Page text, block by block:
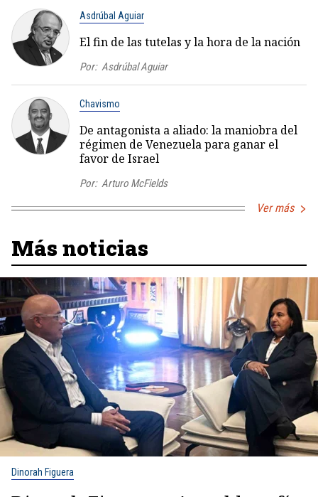
Asdrúbal Aguiar
El fin de las tutelas y la hora de la nación
Por: Asdrúbal Aguiar
Chavismo
De antagonista a aliado: la maniobra del
régimen de Venezuela para ganar el
favor de Israel
Por: Arturo McFields
Ver más
Más noticias
Dinorah Figuera